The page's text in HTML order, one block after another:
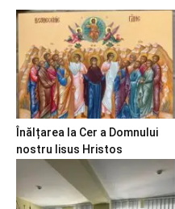
Înălțarea la Cer a Domnului
nostru Iisus Hristos